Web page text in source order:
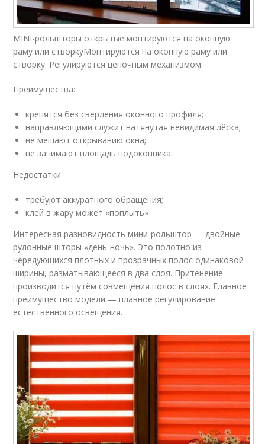
MINI-рольшторы открытые монтируются на оконную
раму или створкуМонтируются на оконную раму или
створку. Регулируются цепочным механизмом.
Преимущества:
крепятся без сверления оконного профиля;
направляющими служит натянутая невидимая лёска;
не мешают открыванию окна;
не занимают площадь подоконника.
Недостатки:
требуют аккуратного обращения;
клей в жару может «поплыть»
Интересная разновидность мини-рольштор — двойные
рулонные шторы «день-ночь». Это полотно из
чередующихся плотных и прозрачных полос одинаковой
ширины, разматывающееся в два слоя. Притенение
производится путём совмещения полос в слоях. Главное
преимущество модели — плавное регулирование
естественного освещения.